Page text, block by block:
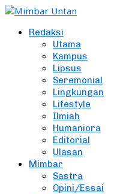
Redaksi
Utama
Kampus
Lipsus
Seremonial
Lingkungan
Lifestyle
Ilmiah
Humaniora
Editorial
Ulasan
Mimbar
Sastra
Opini/Essai